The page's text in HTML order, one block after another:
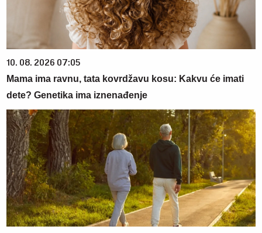
10. 08. 2026 07:05
Mama ima ravnu, tata kovrdžavu kosu: Kakvu će imati
dete? Genetika ima iznenađenje